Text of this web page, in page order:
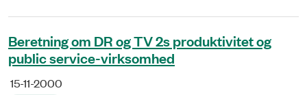
Beretning om DR og TV 2s produktivitet og
public service-virksomhed
15-11-2000